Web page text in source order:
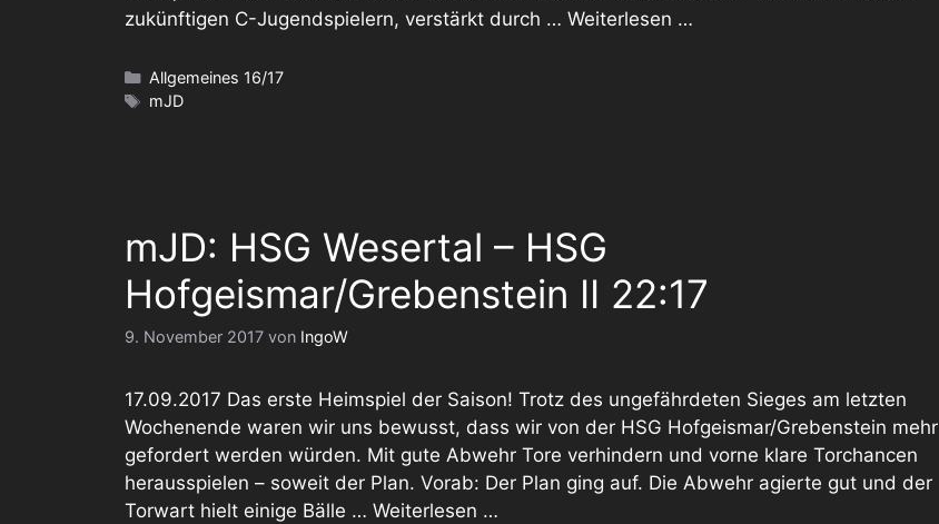
zukünftigen C-Jugendspielern, verstärkt durch … Weiterlesen …
Kategorien
Allgemeines 16/17
Schlagwörter
mJD
mJD: HSG Wesertal – HSG
Hofgeismar/Grebenstein II 22:17
9. November 2017 von IngoW
17.09.2017 Das erste Heimspiel der Saison! Trotz des ungefährdeten Sieges am letzten
Wochenende waren wir uns bewusst, dass wir von der HSG Hofgeismar/Grebenstein mehr
gefordert werden würden. Mit gute Abwehr Tore verhindern und vorne klare Torchancen
herausspielen – soweit der Plan. Vorab: Der Plan ging auf. Die Abwehr agierte gut und der
Torwart hielt einige Bälle … Weiterlesen …